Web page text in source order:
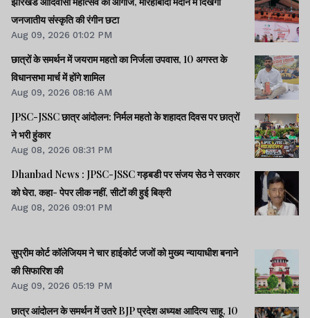
जनजातीय संस्कृति की रंगीन छटा
Aug 09, 2026 01:02 PM
छात्रों के समर्थन में जयराम महतो का निर्जला उपवास, 10 अगस्त के
विधानसभा मार्च में होंगे शामिल
Aug 09, 2026 08:16 AM
JPSC-JSSC छात्र आंदोलन: निर्मल महतो के शहादत दिवस पर छात्रों
ने भरी हुंकार
Aug 08, 2026 08:31 PM
Dhanbad News : JPSC-JSSC गड़बडी पर संजय सेठ ने सरकार
को घेरा, कहा- पेपर लीक नहीं, सीटों की हुई बिक्री
Aug 08, 2026 09:01 PM
सुप्रीम कोर्ट कॉलेजियम ने चार हाईकोर्ट जजों को मुख्य न्यायाधीश बनाने
की सिफारिश की
Aug 09, 2026 05:19 PM
छात्र आंदोलन के समर्थन में उतरे BJP प्रदेश अध्यक्ष आदित्य साहू, 10